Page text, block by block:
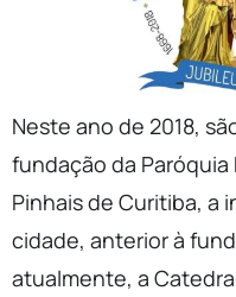
Neste ano de 2018,
fundação da Paróquia
Pinhais de Curitiba, a
cidade, anterior à
atualmente, a